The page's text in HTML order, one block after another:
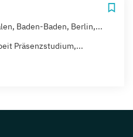
Baden-Baden, Berlin,...
Präsenzstudium,...